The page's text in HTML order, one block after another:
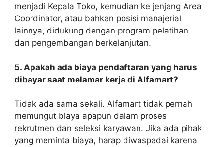
menjadi Kepala Toko, kemudian ke jenjang Area
Coordinator, atau bahkan posisi manajerial
lainnya, didukung dengan program pelatihan
dan pengembangan berkelanjutan.
5. Apakah ada biaya pendaftaran yang harus
dibayar saat melamar kerja di Alfamart?
Tidak ada sama sekali. Alfamart tidak pernah
memungut biaya apapun dalam proses
rekrutmen dan seleksi karyawan. Jika ada pihak
yang meminta biaya, harap diwaspadai karena